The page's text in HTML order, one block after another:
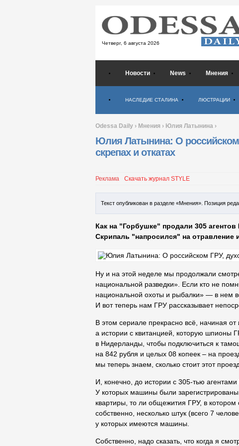
Четверг, 6 августа 2026
Новости News Мнения
НАСЛЕДИЕ СТАЛИНА ЛЮСТРАЦИИ
Odessa Daily › Мнения › Юлия Латынина ›
Юлия Латынина: О
скрепах и откатах
Реклама Скачать журнал STYLE
Текст опубликован в разделе «Мнения». Позиция
Как на "Горбушке" продали 305
Скрипаль "напросился" на отравление
Ну и на этой неделе мы продолжали
национальной разведки». Если кто не
национальной охоты и рыбалки» — в нем
И вот теперь нам ГРУ рассказывает
В этом сериале прекрасно всё, начиная
а истории с квитанцией, которую шпионы
в Нидерланды, чтобы подключиться к
на 842 рубля и целых 08 копеек – на
мы теперь знаем, сколько стоит этот
И, конечно, до истории с 305-тью
У которых машины были
квартиры, то ли общежития ГРУ, в
собственно, несколько штук (всего 7
у которых имеются машины.
Собственно, надо сказать, что когда я